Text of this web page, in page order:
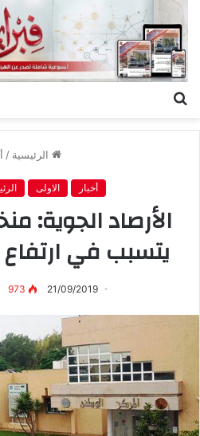
الرئيسية /
أخبار الاولى
الأرصاد
يتسبب في ارتفاع
21/09/2019
973